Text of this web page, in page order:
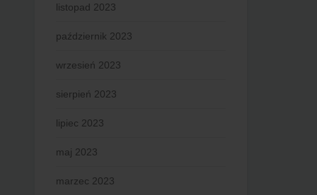
listopad 2023
październik 2023
wrzesień 2023
sierpień 2023
lipiec 2023
maj 2023
marzec 2023